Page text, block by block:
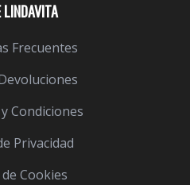
LINDAVITA
Frecuentes
Condiciones
Privacidad
Cookies